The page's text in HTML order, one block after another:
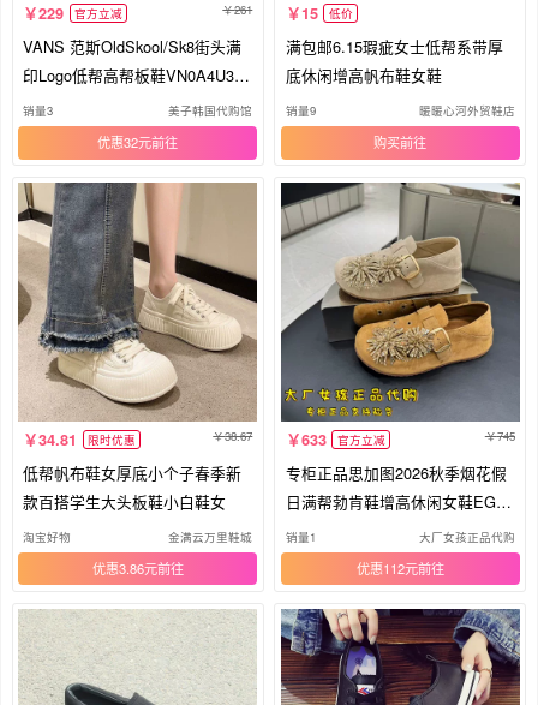
229 官方立减 261
VANS 范斯OldSkool/Sk8街头满
印Logo低帮高帮板鞋VN0A4U3B
TEZ现货
销量3 美子韩国代购馆
优惠32元
15 低价
满包邮6.15瑕疵女士低帮系带厚
底休闲增高帆布鞋女鞋
销量9 暖暖心河外贸鞋店
购买
34.81 限时优惠 38.67
低帮帆布鞋女厚底小个子春季新
款百搭学生大头板鞋小白鞋女
淘宝好物 金满云万里鞋城
优惠3.86元
633 官方立减 745
专柜正品思加图2026秋季烟花假
日满帮勃肯鞋增高休闲女鞋EG12
1CM6
销量1 大厂女孩正品代购
优惠112元